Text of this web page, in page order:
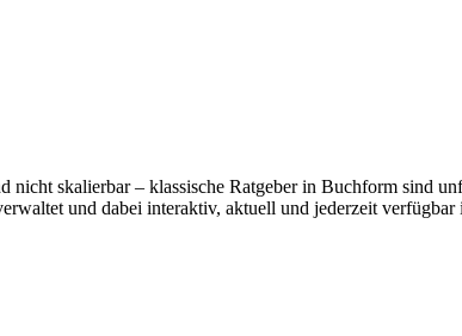
nicht skalierbar – klassische Ratgeber in Buchform sind
und dabei interaktiv, aktuell und jederzeit